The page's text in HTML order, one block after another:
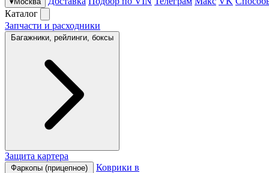
Каталог
Запчасти и расходники
Багажники, рейлинги, боксы
Защита картера
Фаркопы (прицепное) Коврики в